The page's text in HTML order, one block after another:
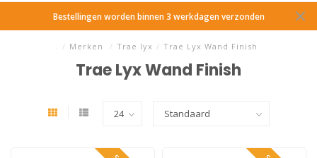
Bestellingen worden binnen 3 werkdagen verzonden
. / Merken / Trae lyx / Trae Lyx Wand Finish
Trae Lyx Wand Finish